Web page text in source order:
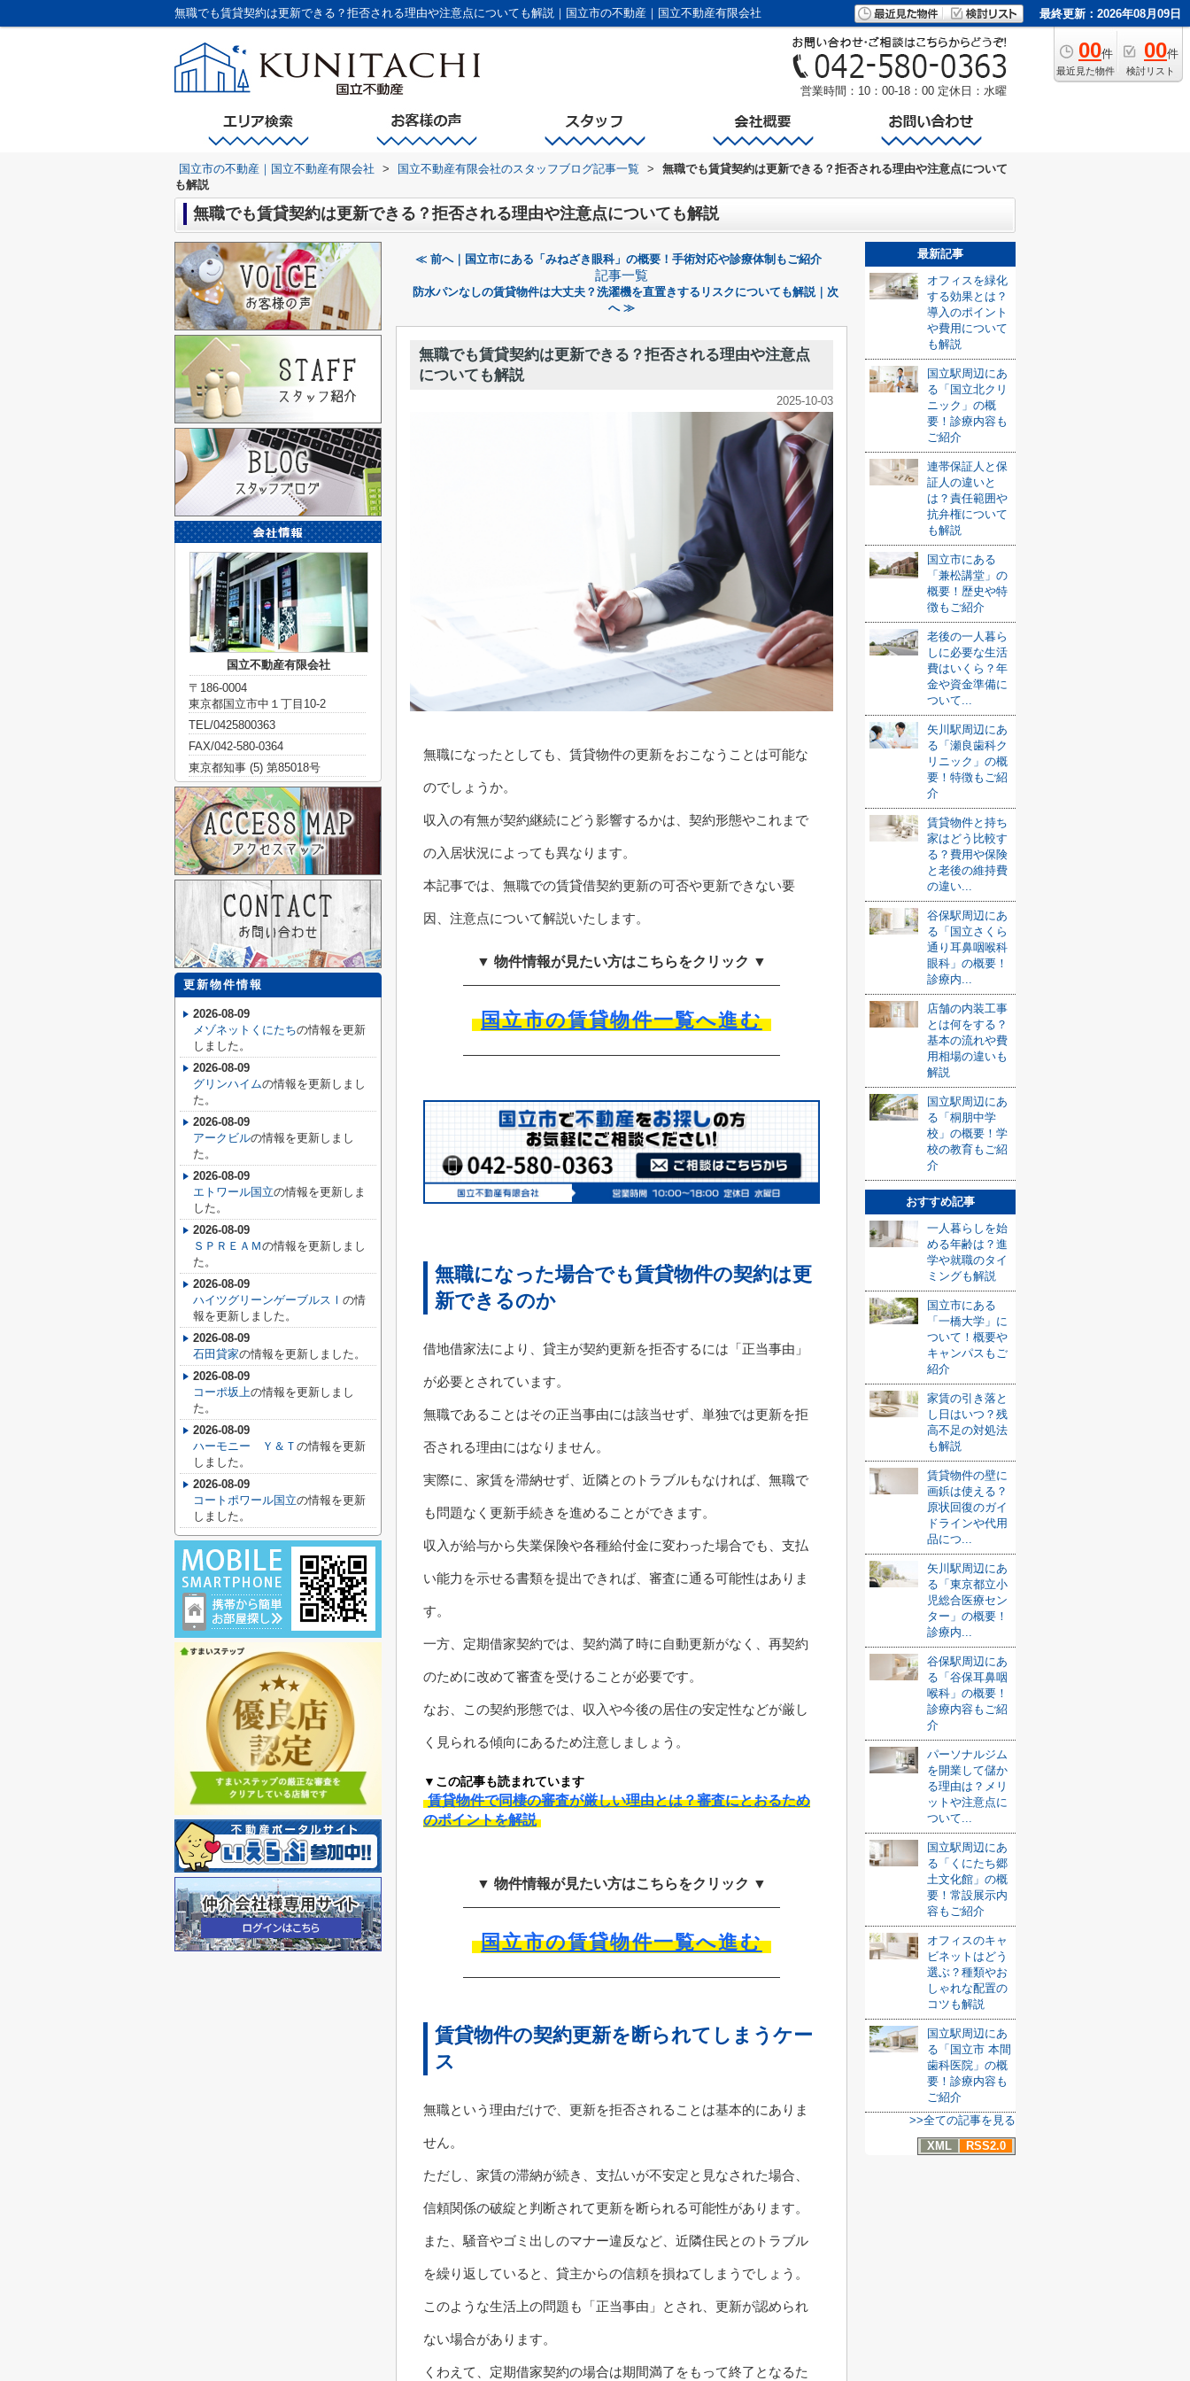
無職でも賃貸契約は更新できる？拒否される理由や注意点についても解説｜国立市の不動産｜国立不動産有限会社 最終更新：2026年08月09日
00件
最近見た物件
00件
検討リスト
営業時間：10：00-18：00 定休日：水曜
国立市の不動産｜国立不動産有限会社 > 国立不動産有限会社のスタッフブログ記事一覧 >
無職でも賃貸契約は更新できる？拒否される理由や注意点について
も解説
無職でも賃貸契約は更新できる？拒否される理由や注意点についても解説
≪ 前へ｜国立市にある「みねざき眼科」の概要！手術対応や診療体制もご紹介
記事一覧
防水パンなしの賃貸物件は大丈夫？洗濯機を直置きするリスクについても解説｜次
へ ≫
無職でも賃貸契約は更新できる？拒否される理由や注意点
についても解説
2025-10-03
無職になったとしても、賃貸物件の更新をおこなうことは可能な
のでしょうか。
収入の有無が契約継続にどう影響するかは、契約形態やこれまで
の入居状況によっても異なります。
本記事では、無職での賃貸借契約更新の可否や更新できない要
因、注意点について解説いたします。
▼ 物件情報が見たい方はこちらをクリック ▼
国立市の賃貸物件一覧へ進む
無職になった場合でも賃貸物件の契約は更
新できるのか
借地借家法により、貸主が契約更新を拒否するには「正当事由」
が必要とされています。
無職であることはその正当事由には該当せず、単独では更新を拒
否される理由にはなりません。
実際に、家賃を滞納せず、近隣とのトラブルもなければ、無職で
も問題なく更新手続きを進めることができます。
収入が給与から失業保険や各種給付金に変わった場合でも、支払
い能力を示せる書類を提出できれば、審査に通る可能性はありま
す。
一方、定期借家契約では、契約満了時に自動更新がなく、再契約
のために改めて審査を受けることが必要です。
なお、この契約形態では、収入や今後の居住の安定性などが厳し
く見られる傾向にあるため注意しましょう。
▼この記事も読まれています
賃貸物件で同棲の審査が厳しい理由とは？審査にとおるため
のポイントを解説
▼ 物件情報が見たい方はこちらをクリック ▼
国立市の賃貸物件一覧へ進む
賃貸物件の契約更新を断られてしまうケー
ス
無職という理由だけで、更新を拒否されることは基本的にありま
せん。
ただし、家賃の滞納が続き、支払いが不安定と見なされた場合、
信頼関係の破綻と判断されて更新を断られる可能性があります。
また、騒音やゴミ出しのマナー違反など、近隣住民とのトラブル
を繰り返していると、貸主からの信頼を損ねてしまうでしょう。
このような生活上の問題も「正当事由」とされ、更新が認められ
ない場合があります。
くわえて、定期借家契約の場合は期間満了をもって終了となるた
最新記事
オフィスを緑化
する効果とは？
導入のポイント
や費用について
も解説
国立駅周辺にあ
る「国立北クリ
ニック」の概
要！診療内容も
ご紹介
連帯保証人と保
証人の違いと
は？責任範囲や
抗弁権について
も解説
国立市にある
「兼松講堂」の
概要！歴史や特
徴もご紹介
老後の一人暮ら
しに必要な生活
費はいくら？年
金や資金準備に
ついて...
矢川駅周辺にあ
る「瀬良歯科ク
リニック」の概
要！特徴もご紹
介
賃貸物件と持ち
家はどう比較す
る？費用や保険
と老後の維持費
の違い...
谷保駅周辺にあ
る「国立さくら
通り耳鼻咽喉科
眼科」の概要！
診療内...
店舗の内装工事
とは何をする？
基本の流れや費
用相場の違いも
解説
国立駅周辺にあ
る「桐朋中学
校」の概要！学
校の教育もご紹
介
おすすめ記事
一人暮らしを始
める年齢は？進
学や就職のタイ
ミングも解説
国立市にある
「一橋大学」に
ついて！概要や
キャンパスもご
紹介
家賃の引き落と
し日はいつ？残
高不足の対処法
も解説
賃貸物件の壁に
画鋲は使える？
原状回復のガイ
ドラインや代用
品につ...
矢川駅周辺にあ
る「東京都立小
児総合医療セン
ター」の概要！
診療内...
谷保駅周辺にあ
る「谷保耳鼻咽
喉科」の概要！
診療内容もご紹
介
パーソナルジム
を開業して儲か
る理由は？メリ
ットや注意点に
ついて...
国立駅周辺にあ
る「くにたち郷
土文化館」の概
要！常設展示内
容もご紹介
オフィスのキャ
ビネットはどう
選ぶ？種類やお
しゃれな配置の
コツも解説
国立駅周辺にあ
る「国立市 本間
歯科医院」の概
要！診療内容も
ご紹介
>>全ての記事を見る
XML
RSS2.0
国立不動産有限会社
〒186-0004
東京都国立市中１丁目10-2
TEL/0425800363
FAX/042-580-0364
東京都知事 (5) 第85018号
更新物件情報
2026-08-09
メゾネットくにたちの情報を更新
しました。
2026-08-09
グリンハイムの情報を更新しまし
た。
2026-08-09
アークビルの情報を更新しまし
た。
2026-08-09
エトワール国立の情報を更新しま
した。
2026-08-09
ＳＰＲＥＡＭの情報を更新しまし
た。
2026-08-09
ハイツグリーンゲーブルスⅠ の情
報を更新しました。
2026-08-09
石田貸家の情報を更新しました。
2026-08-09
コーポ坂上の情報を更新しまし
た。
2026-08-09
ハーモニー Ｙ＆Ｔ の情報を更新
しました。
2026-08-09
コートポワール国立の情報を更新
しました。